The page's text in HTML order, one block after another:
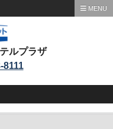
MENU
ルプラザ
8111